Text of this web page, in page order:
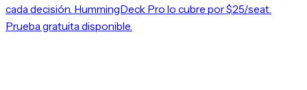
cada decisión. HummingDeck Pro lo cubre por $25/seat.
Prueba gratuita disponible.